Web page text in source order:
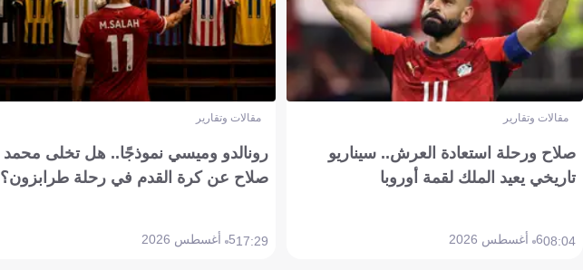
مقالات وتقارير
صلاح ورحلة استعادة العرش.. سيناريو
تاريخي يعيد الملك لقمة أوروبا
08:046 أغسطس 2026
مقالات وتقارير
رونالدو وميسي نموذجًا.. هل تخلى محمد
صلاح عن كرة القدم في رحلة طرابزون؟
17:295 أغسطس 2026